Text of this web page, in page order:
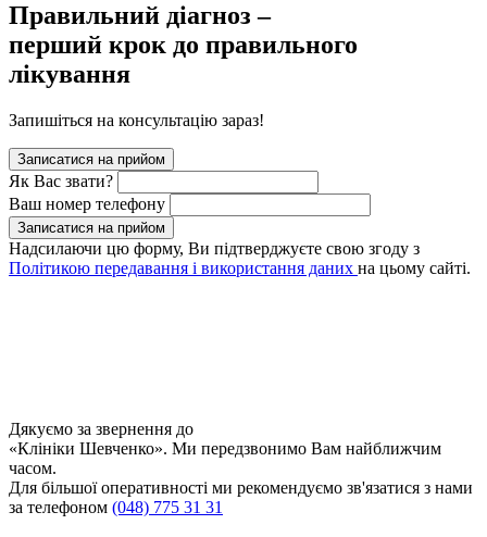
Правильний діагноз –
перший крок до правильного
лікування
Запишіться на консультацію зараз!
Записатися на прийом
Як Вас звати?
Ваш номер телефону
Записатися на прийом
Надсилаючи цю форму, Ви підтверджуєте свою згоду з
Політикою передавання і використання даних на цьому сайті.
Дякуємо за звернення до
«Клініки Шевченко». Ми передзвонимо Вам найближчим
часом.
Для більшої оперативності ми рекомендуємо зв'язатися з нами
за телефоном (048) 775 31 31